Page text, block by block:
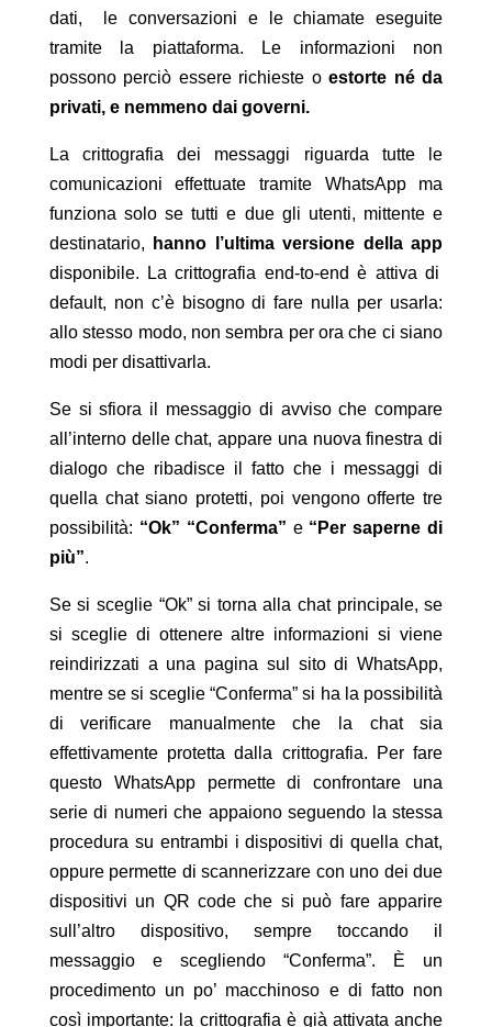
dati, le conversazioni e le chiamate eseguite
tramite la piattaforma. Le informazioni non
possono perciò essere richieste oestorte né da
privati, e nemmeno dai governi.
La crittografia dei messaggi riguarda tutte le
comunicazioni effettuate tramite WhatsApp ma
funziona solo se tutti e due gli utenti, mittente e
destinatario,
hanno l’ultima versione della app
disponibile. La crittografia end-to-end è attiva di
default, non c’è bisogno di fare nulla per usarla:
allo stesso modo, non sembra per ora che ci siano
modi per disattivarla.
Se si sfiora il messaggio di avviso che compare
all’interno delle chat, appare una nuova finestra di
dialogo che ribadisce il fatto che i messaggi di
quella chat siano protetti, poi vengono offerte tre
possibilità: “Ok” “Conferma” e “Per saperne di
più”.
Se si sceglie “Ok” si torna alla chat principale, se
si sceglie di ottenere altre informazioni si viene
reindirizzati a una pagina sul sito di WhatsApp,
mentre se si sceglie “Conferma” si ha la possibilità
di verificare manualmente che la chat sia
effettivamente protetta dalla crittografia. Per fare
questo WhatsApp permette di confrontare una
serie di numeri che appaiono seguendo la stessa
procedura su entrambi i dispositivi di quella chat,
oppure permette di scannerizzare con uno dei due
dispositivi un QR code che si può fare apparire
sull’altro dispositivo, sempre toccando il
messaggio e scegliendo “Conferma”. È un
procedimento un po’ macchinoso e di fatto non
così importante: la crittografia è già attivata anche